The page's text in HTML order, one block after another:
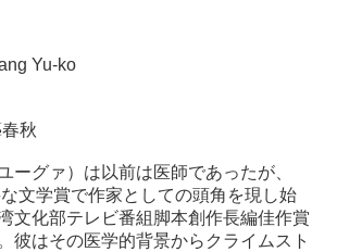
Yu-ko
秋
ーグァ）は以前は医師であったが、
な文学賞で作家としての頭角を現し始
文化部テレビ番組脚本創作長編佳作賞
彼はその医学的背景から クライムスト